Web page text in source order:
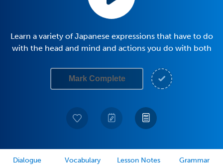
Learn a variety of Japanese expressions that have to do
with the head and mind and actions you do with both
Mark Complete
Dialogue Vocabulary Lesson Notes Grammar